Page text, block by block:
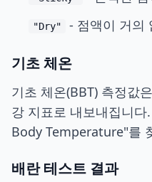
"Dry" - 점액이 거의
기초 체온
기초 체온(BBT) 측정값
강 지표로 내보내집니다.
Body Temperature"를
배란 테스트 결과